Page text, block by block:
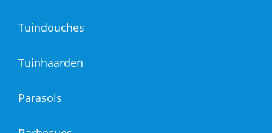
Tuindouches
Tuinhaarden
Parasols